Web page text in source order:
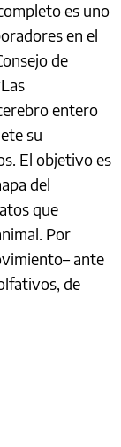
es uno
en el
de
entero
su
El objetivo es
del
que
Por
ante
de